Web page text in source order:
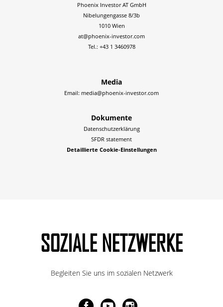
Phoenix Investor AT GmbH
Nibelungengasse 8/3b
1010 Wien
at@phoenix-investor.com
Tel.: +43 1 3460978
Media
Email: media@phoenix-investor.com
Dokumente
Datenschutzerklärung
SFDR statement
Detaillierte Cookie-Einstellungen
SOZIALE NETZWERKE
Begleiten Sie uns im sozialen Netzwerk